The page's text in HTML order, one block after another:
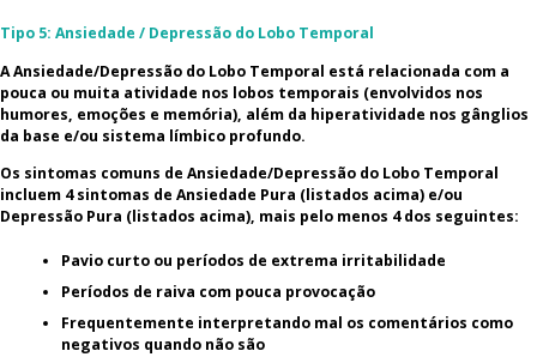
Tipo 5: Ansiedade / Depressão do Lobo Temporal
A Ansiedade/Depressão do Lobo Temporal está relacionada com a
pouca ou muita atividade nos lobos temporais (envolvidos nos
humores, emoções e memória), além da hiperatividade nos gânglios
da base e/ou sistema límbico profundo.
Os sintomas comuns de Ansiedade/Depressão do Lobo Temporal
incluem 4 sintomas de Ansiedade Pura (listados acima) e/ou
Depressão Pura (listados acima), mais pelo menos 4 dos seguintes:
Pavio curto ou períodos de extrema irritabilidade
Períodos de raiva com pouca provocação
Frequentemente interpretando mal os comentários como
negativos quando não são